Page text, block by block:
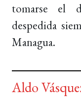
tomarse el
despedida
Managua.
Aldo